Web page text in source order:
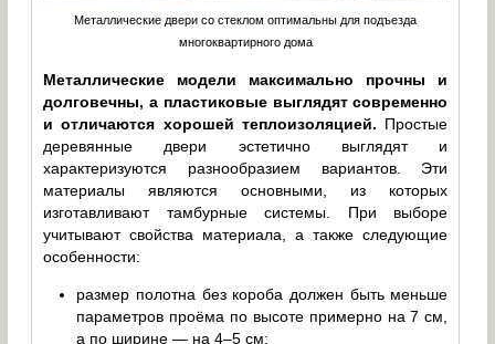
Металлические двери со стеклом оптимальны для подъезда
многоквартирного дома
Металлические модели максимально прочны и
долговечны, а пластиковые выглядят современно
и отличаются хорошей теплоизоляцией. Простые
деревянные двери эстетично выглядят и
характеризуются разнообразием вариантов. Эти
материалы являются основными, из которых
изготавливают тамбурные системы. При выборе
учитывают свойства материала, а также следующие
особенности:
размер полотна без короба должен быть меньше
параметров проёма по высоте примерно на 7 см,
а по ширине — на 4–5 см;